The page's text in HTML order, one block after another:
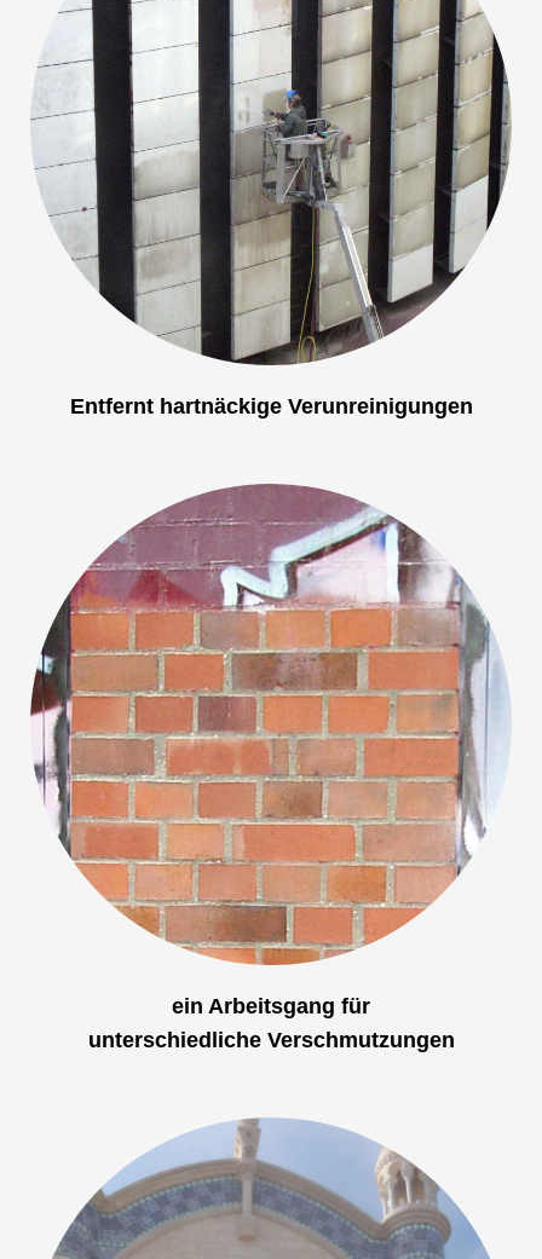
Entfernt hartnäckige Verunreinigungen
ein Arbeitsgang für
unterschiedliche Verschmutzungen